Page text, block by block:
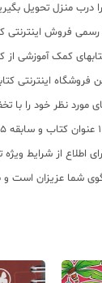
درب منزل تحویل
فروش اینترنتی
کمک آموزشی
تا کنکور با سابقه 15 ساله در امر توزیع و
مورد نظر خود